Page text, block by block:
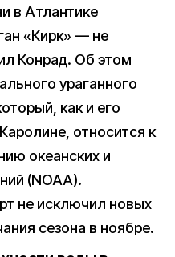
в Атлантике
«Кирк» — не
Конрад. Об этом
ураганного
как и его
относится к
океанских и
(NOAA).
не исключил новых
сезона в ноябре.